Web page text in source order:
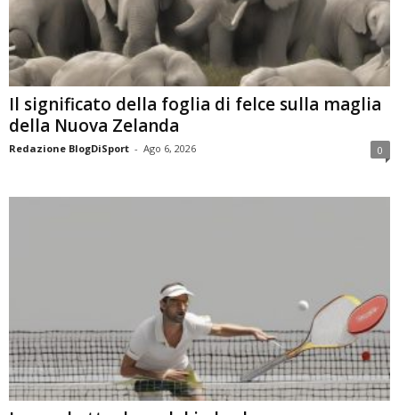
Il significato della foglia di felce sulla maglia
della Nuova Zelanda
Redazione BlogDiSport - Ago 6, 2026 0